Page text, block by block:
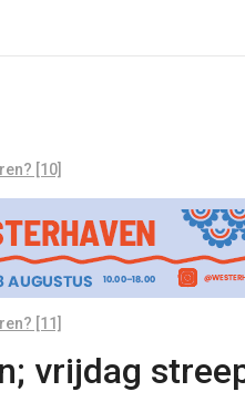
[10]
[11]
vrijdag